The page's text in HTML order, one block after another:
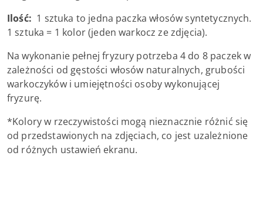
Ilość: 1 sztuka to jedna paczka włosów syntetycznych.
1 sztuka = 1 kolor (jeden warkocz ze zdjęcia).
Na wykonanie pełnej fryzury potrzeba 4 do 8 paczek w
zależności od gęstości włosów naturalnych, grubości
warkoczyków i umiejętności osoby wykonującej
fryzurę.
*Kolory w rzeczywistości mogą nieznacznie różnić się
od przedstawionych na zdjęciach, co jest uzależnione
od różnych ustawień ekranu.